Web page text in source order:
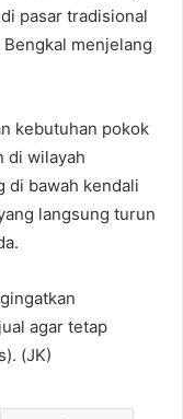
pasar tradisional
menjelang
kebutuhan pokok
di wilayah
di bawah kendali
langsung turun
agar tetap
(JK)